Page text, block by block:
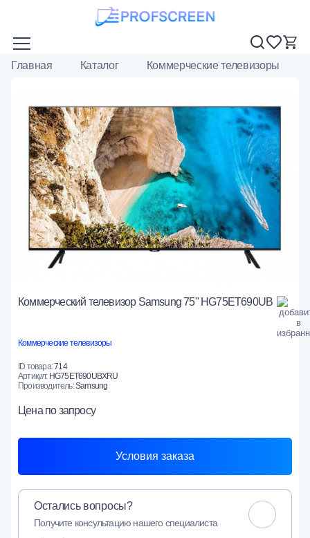
Главная Каталог Коммерческие телевизоры
Коммерческий телевизор Samsung 75" HG75ET690UB
Коммерческие телевизоры
ID товара:714
Артикул: HG75ET690UBXRU
Производитель:Samsung
Цена по запросу
Условия заказа
Остались вопросы?
Получите консультацию нашего специалиста